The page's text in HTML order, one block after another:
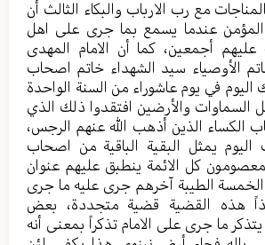
مع رب الارباب والبکاء الثالث أن
المؤمن عندما یسمع بما جری علی اهل
علیهم أجمعین، کما أن الامام المهدی
الأوصیاء سید الشهداء خاتم اصحاب
في یوم عاشوراء من السنة الواحدة
السماوات والأرضین افتقدوا ذلك الذي
الکساء الذین أذهب الله عنهم الرجس،
الیوم یمثل البقیة الباقية من اصحاب
معصومون کل الائمة ینطبق علیهم عنوان
الخمسة الطیبة آخرهم جری علیه ما جری
هذه القضیة قضیة متجددة، بعض
ما جری علی الامام تذکراً بمعنی أنه